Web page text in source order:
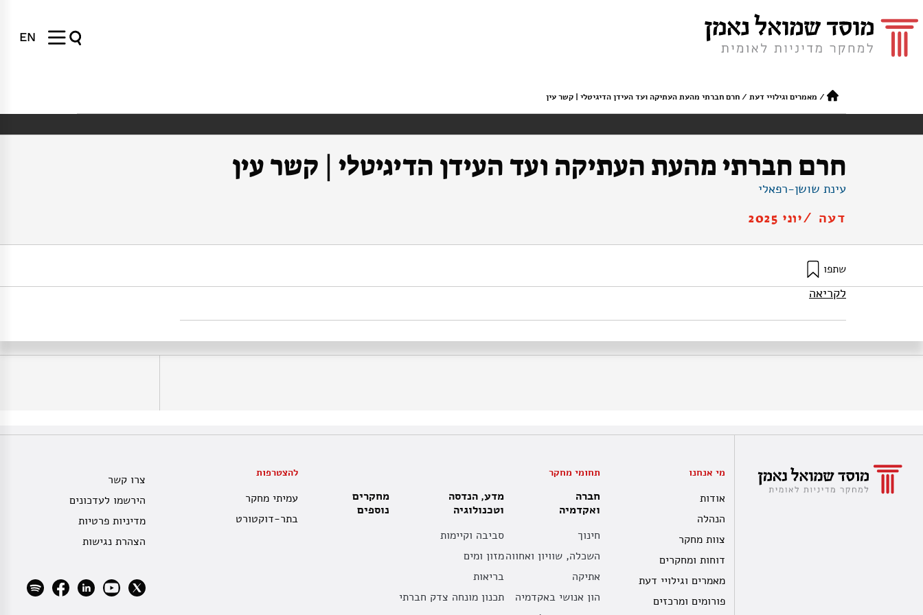
EN
/ מאמרים וגילויי דעת /חרם חברתי מהעת העתיקה ועד העידן הדיגיטלי | קשר עין
חרם חברתי מהעת העתיקה ועד העידן הדיגיטלי | קשר עין
עינת שושן-רפאלי
דעה /יוני 2025
שתפו
לקריאה
מי אנחנו
אודות
הנהלה
צוות מחקר
דוחות ומחקרים
מאמרים וגילויי דעת
פורומים ומרכזים
תחומי מחקר
חברה
ואקדמיה
חינוך
השכלה, שוויון ואחווה
אתיקה
הון אנושי באקדמיה
מדע, הנדסה
וטכנולוגיה
סביבה וקיימות
מזון ומים
בריאות
תכנון מונחה צדק חברתי
מחקרים
נוספים
להצטרפות
עמיתי מחקר
בתר-דוקטורט
צרו קשר
הירשמו לעדכונים
מדיניות פרטיות
הצהרת נגישות